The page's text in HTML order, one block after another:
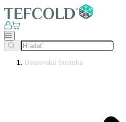
Domovská Stránka